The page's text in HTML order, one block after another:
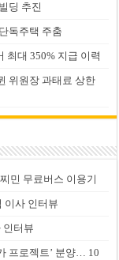
딩 추진
독주택 주춤
최대 350% 지급 이력
위원장 과태료 상한
민 무료버스 이용기
이사 인터뷰
인터뷰
프로젝트’ 분양… 10